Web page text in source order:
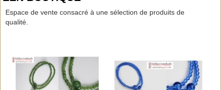
Espace de vente consacré à une sélection de produits de
qualité.